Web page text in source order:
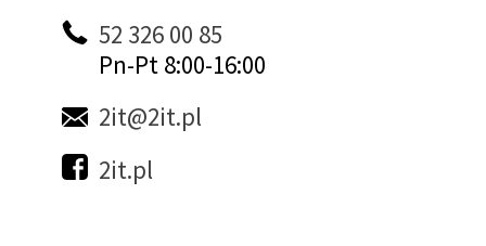
52 326 00 85
Pn-Pt 8:00-16:00
2it@2it.pl
2it.pl